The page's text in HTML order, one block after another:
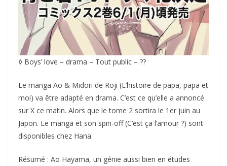
◊ Boys’ love – drama – Tout public – ??
Le manga Ao & Midori de Roji (L’histoire de papa, papa et
moi) va être adapté en drama. C’est ce qu’elle a annoncé
sur X ce matin. Alors que le tome 2 sortira le 1er juin au
Japon. Le manga et son spin-off (C’est ça l’amour ?) sont
disponibles chez Hana.
Résumé : Ao Hayama, un génie aussi bien en études